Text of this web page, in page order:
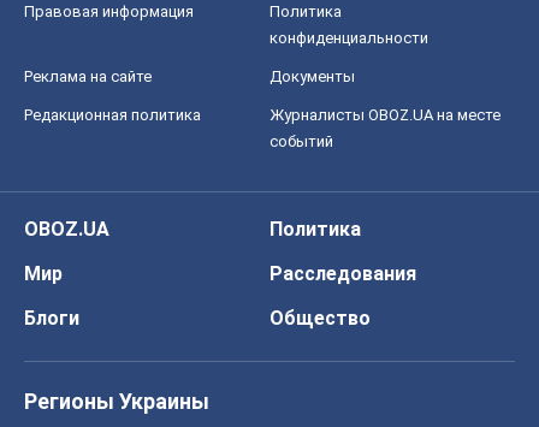
Правовая информация
Политика
конфиденциальности
Реклама на сайте Документы
Редакционная политика
Журналисты OBOZ.UA на месте
событий
OBOZ.UA
Политика
Мир
Расследования
Блоги
Общество
Регионы Украины